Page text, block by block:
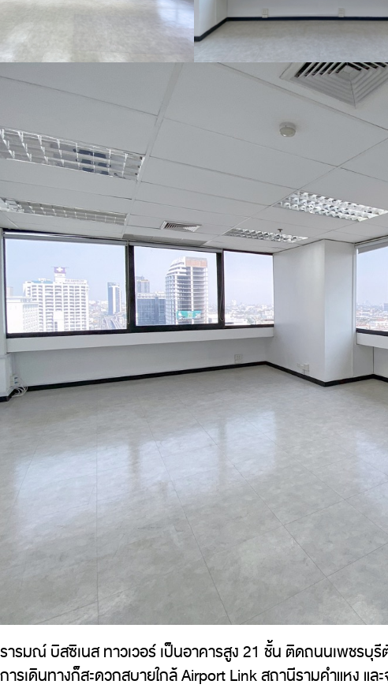
ารมณ์ บิสซิเนส ทาวเวอร์ เป็นอาคารสูง 21 ชั้น ติดถนนเพชรบุ
ารเดินทางก็สะดวกสบายใกล้ Airport Link สถานีรามคำแหง แ